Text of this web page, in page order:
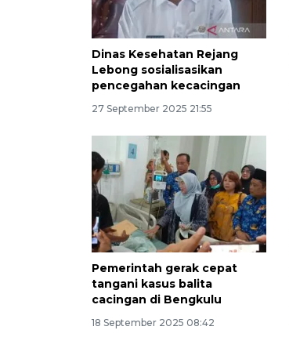
Dinas Kesehatan Rejang
Lebong sosialisasikan
pencegahan kecacingan
27 September 2025 21:55
Pemerintah gerak cepat
tangani kasus balita
cacingan di Bengkulu
18 September 2025 08:42